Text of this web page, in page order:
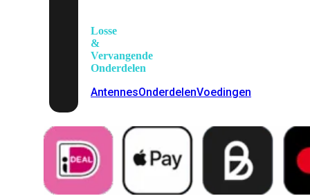
Losse
&
Vervangende
Onderdelen
AntennesOnderdelenVoedingen